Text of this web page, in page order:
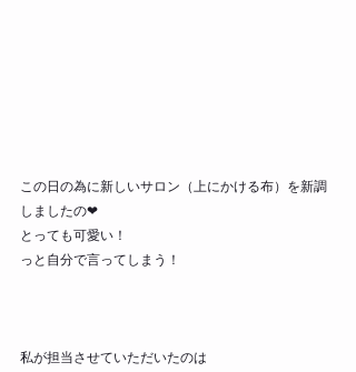
この日の為に新しいサロン（上にかける布）を新調
しましたの❤︎
とっても可愛い！
っと自分で言ってしまう！
私が担当させていただいたのは